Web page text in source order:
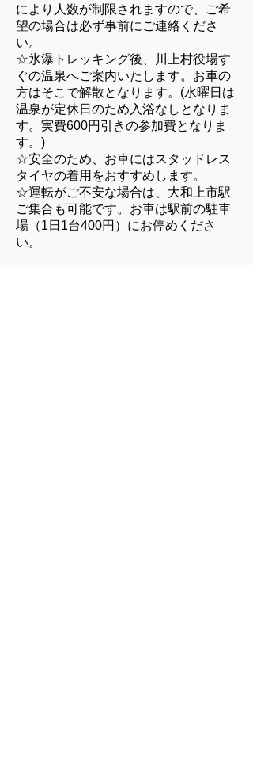
により人数が制限されますので、ご希
望の場合は必ず事前にご連絡くださ
い。
☆氷瀑トレッキング後、川上村役場す
ぐの温泉へご案内いたします。お車の
方はそこで解散となります。(水曜日は
温泉が定休日のため入浴なしとなりま
す。実費600円引きの参加費となりま
す。)
☆安全のため、お車にはスタッドレス
タイヤの着用をおすすめします。
☆運転がご不安な場合は、大和上市駅
ご集合も可能です。お車は駅前の駐車
場（1日1台400円）にお停めくださ
い。